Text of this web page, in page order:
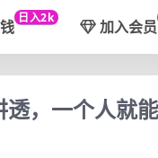
日入2k 加入会员
，一个人就